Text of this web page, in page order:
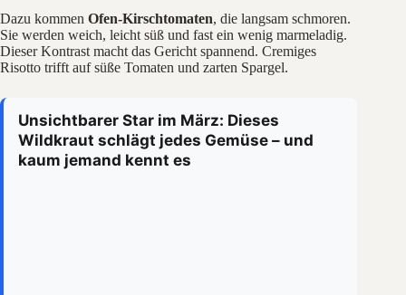
Dazu kommen Ofen-Kirschtomaten, die langsam schmoren.
Sie werden weich, leicht süß und fast ein wenig marmeladig.
Dieser Kontrast macht das Gericht spannend. Cremiges
Risotto trifft auf süße Tomaten und zarten Spargel.
Unsichtbarer Star im März: Dieses
Wildkraut schlägt jedes Gemüse – und
kaum jemand kennt es